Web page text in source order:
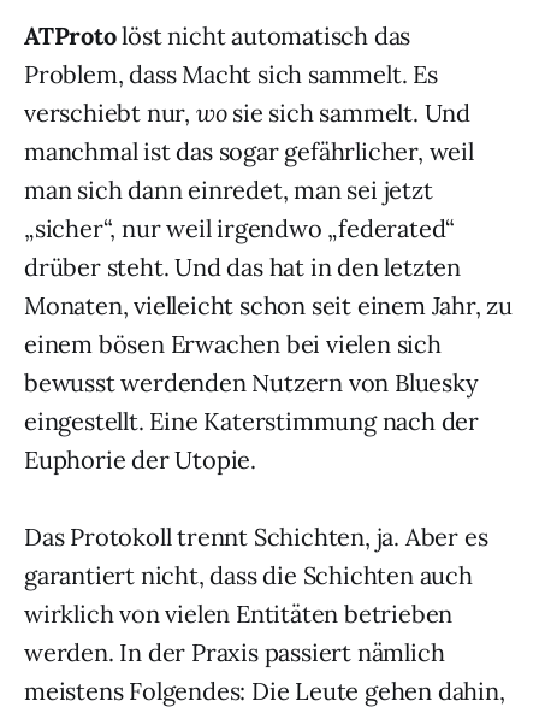
ATProtolöst nicht automatisch das
Problem, dass Macht sich sammelt. Es
verschiebt nur, wosie sich sammelt. Und
manchmal ist das sogar gefährlicher, weil
man sich dann einredet, man sei jetzt
„sicher“, nur weil irgendwo „federated“
drüber steht. Und das hat in den letzten
Monaten, vielleicht schon seit einem Jahr, zu
einem bösen Erwachen bei vielen sich
bewusst werdenden Nutzern von Bluesky
eingestellt. Eine Katerstimmung nach der
Euphorie der Utopie.
Das Protokoll trennt Schichten, ja. Aber es
garantiert nicht, dass die Schichten auch
wirklich von vielen Entitäten betrieben
werden. In der Praxis passiert nämlich
meistens Folgendes: Die Leute gehen dahin,